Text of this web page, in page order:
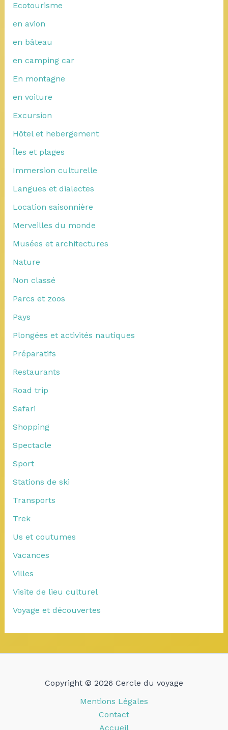
Ecotourisme
en avion
en bâteau
en camping car
En montagne
en voiture
Excursion
Hôtel et hebergement
Îles et plages
Immersion culturelle
Langues et dialectes
Location saisonnière
Merveilles du monde
Musées et architectures
Nature
Non classé
Parcs et zoos
Pays
Plongées et activités nautiques
Préparatifs
Restaurants
Road trip
Safari
Shopping
Spectacle
Sport
Stations de ski
Transports
Trek
Us et coutumes
Vacances
Villes
Visite de lieu culturel
Voyage et découvertes
Copyright © 2026 Cercle du voyage
Mentions Légales
Contact
Accueil